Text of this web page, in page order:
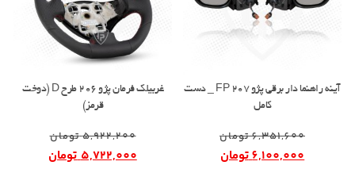
آینه راهنما دار برقی پژو 207 FP _ دست
کامل
6,351,600تومان
6,100,000تومان
غربیلک فرمان پژو 206 طرح D (دوخت
قرمز)
5,922,200تومان
5,722,000تومان